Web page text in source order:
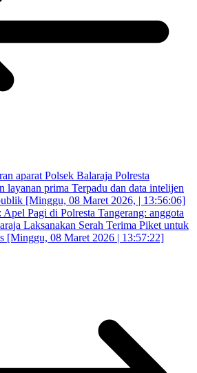
aparat Polsek Balaraja Polresta
layanan prima Terpadu dan data intelijen
[Minggu, 08 Maret 2026, | 13:56:06]
Pagi di Polresta Tangerang: anggota
Laksanakan Serah Terima Piket untuk
[Minggu, 08 Maret 2026 | 13:57:22]